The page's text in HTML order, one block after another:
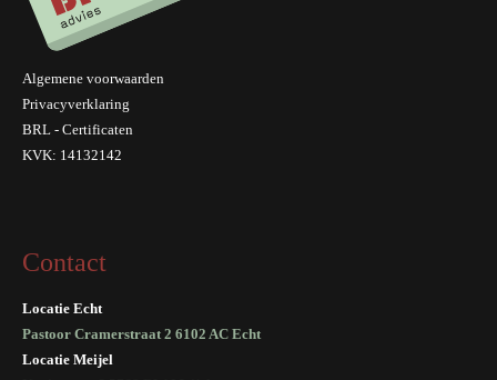
Algemene voorwaarden
Privacyverklaring
BRL - Certificaten
KVK: 14132142
Contact
Locatie Echt
Pastoor Cramerstraat 2 6102 AC Echt
Locatie Meijel